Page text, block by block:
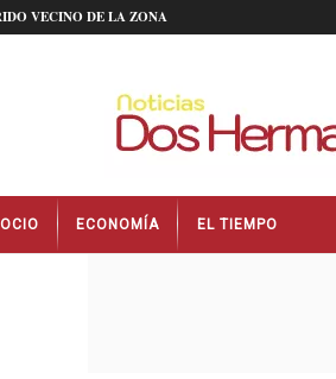
VECINO DE LA ZONA
OCIO ECONOMÍA EL TIEMPO